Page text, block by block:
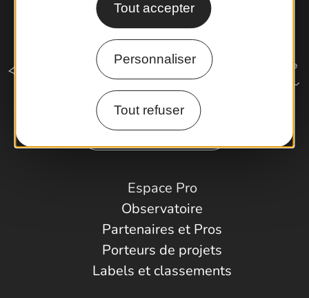
Tout accepter
Personnaliser
Tout refuser
Comment venir ?
Espace Pro
Observatoire
Partenaires et Pros
Porteurs de projets
Labels et classements